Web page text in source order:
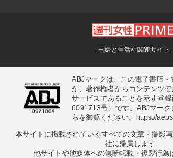
主婦と生活社関連サイト
ABJマークは、この電子書店・
が、著作権者からコンテンツ
サービスであることを示す登
6091713号）です。ABJマー
らを御覧ください。 https://
本サイトに掲載されているすべての⽂章・撮影
社に帰属します。
他サイトや他媒体への無断転載・複製⾏為